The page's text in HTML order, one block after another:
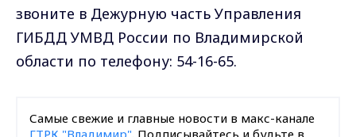
звоните в Дежурную часть Управления
ГИБДД УМВД России по Владимирской
области по телефону: 54-16-65.
Самые свежие и главные новости в макс-канале
ГТРК "Владимир". Подписывайтесь и будьте в